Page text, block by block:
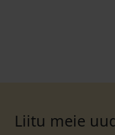
Liitu meie